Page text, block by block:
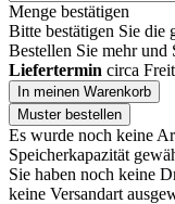
Menge bestätigen
Bitte bestätigen Sie die
Bestellen Sie mehr und
Liefertermin circa
In meinen Warenkorb
Muster bestellen
Es wurde noch keine
Speicherkapazität
Sie haben noch keine
keine Versandart